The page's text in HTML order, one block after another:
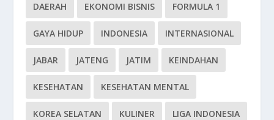
DAERAH EKONOMI BISNIS FORMULA 1
GAYA HIDUP INDONESIA INTERNASIONAL
JABAR JATENG JATIM KEINDAHAN
KESEHATAN KESEHATAN MENTAL
KOREA SELATAN KULINER LIGA INDONESIA